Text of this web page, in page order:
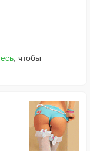
, чтобы